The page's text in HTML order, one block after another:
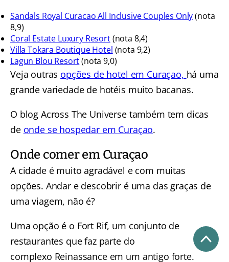
Sandals Royal Curacao All Inclusive Couples Only(nota
8,9)
Coral Estate Luxury Resort(nota 8,4)
Villa Tokara Boutique Hotel (nota 9,2)
Lagun Blou Resort(nota 9,0)
Veja outras opções de hotel em Curaçao, há uma
grande variedade de hotéis muito bacanas.
O blog Across The Universe também tem dicas
de onde se hospedar em Curaçao.
Onde comer em Curaçao
A cidade é muito agradável e com muitas
opções. Andar e descobrir é uma das graças de
uma viagem, não é?
Uma opção é o Fort Rif, um conjunto de
restaurantes que faz parte do
complexo Reinassance em um antigo forte.